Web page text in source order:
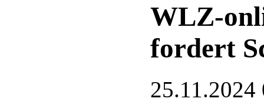
WLZ-
fordert
25.11.2024